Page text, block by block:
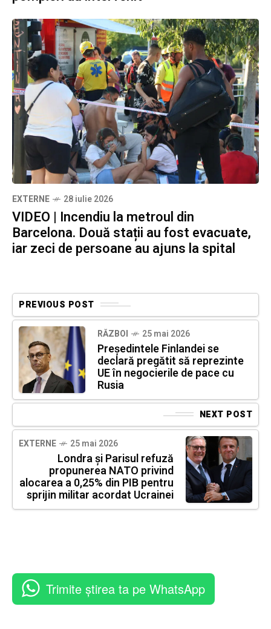
EXTERNE 28 iulie 2026
VIDEO | Incendiu la metroul din
Barcelona. Două stații au fost evacuate,
iar zeci de persoane au ajuns la spital
PREVIOUS POST
RĂZBOI 25 mai 2026
Președintele Finlandei se
declară pregătit să reprezinte
UE în negocierile de pace cu
Rusia
NEXT POST
EXTERNE 25 mai 2026
Londra și Parisul refuză
propunerea NATO privind
alocarea a 0,25% din PIB pentru
sprijin militar acordat Ucrainei
Trimite știrea ta pe WhatsApp